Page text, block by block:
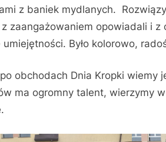
z baniek mydlanych.
zaangażowaniem opowiadali i z
umiejętności. Było kolorowo,
obchodach Dnia Kropki wiemy
ma ogromny talent, wierzymy